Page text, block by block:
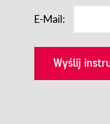
E-Mail: